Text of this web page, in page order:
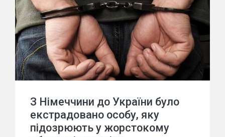
З Німеччини до України було
екстрадовано особу, яку
підозрюють у жорстокому